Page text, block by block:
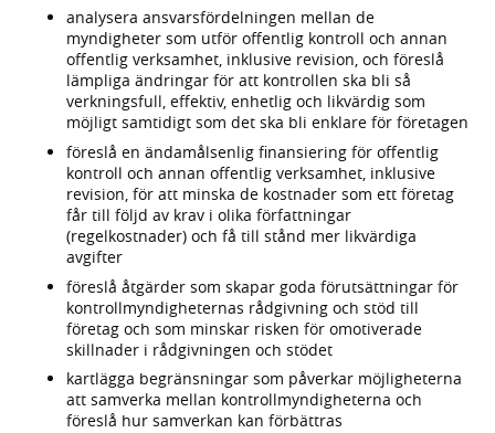
analysera ansvarsfördelningen mellan de
myndigheter som utför offentlig kontroll och annan
offentlig verksamhet, inklusive revision, och föreslå
lämpliga ändringar för att kontrollen ska bli så
verkningsfull, effektiv, enhetlig och likvärdig som
möjligt samtidigt som det ska bli enklare för företagen
föreslå en ändamålsenlig finansiering för offentlig
kontroll och annan offentlig verksamhet, inklusive
revision, för att minska de kostnader som ett företag
får till följd av krav i olika författningar
(regelkostnader) och få till stånd mer likvärdiga
avgifter
föreslå åtgärder som skapar goda förutsättningar för
kontrollmyndigheternas rådgivning och stöd till
företag och som minskar risken för omotiverade
skillnader i rådgivningen och stödet
kartlägga begränsningar som påverkar möjligheterna
att samverka mellan kontrollmyndigheterna och
föreslå hur samverkan kan förbättras